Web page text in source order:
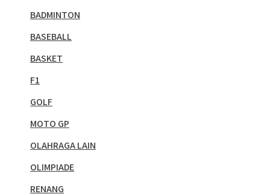
BADMINTON
BASEBALL
BASKET
F1
GOLF
MOTO GP
OLAHRAGA LAIN
OLIMPIADE
RENANG